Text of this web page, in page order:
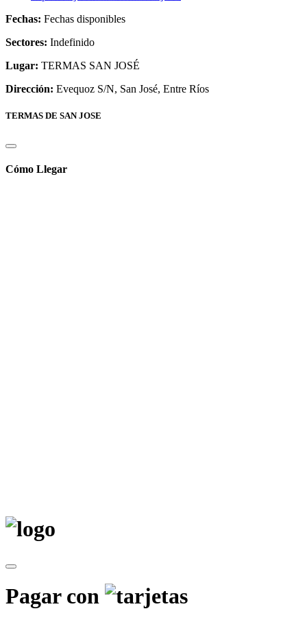
Fechas: Fechas disponibles
Sectores: Indefinido
Lugar: TERMAS SAN JOSÉ
Dirección: Evequoz S/N, San José, Entre Ríos
TERMAS DE SAN JOSE
Cómo Llegar
Pagar con